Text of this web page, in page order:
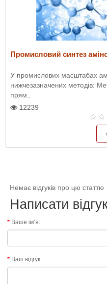
Промисловий синтез
У промислових масштабах
нижчезазначених методів:
прям..
12239
Немає відгуків про цю статтю
Написати
Ваше ім’я:
Ваш відгук: